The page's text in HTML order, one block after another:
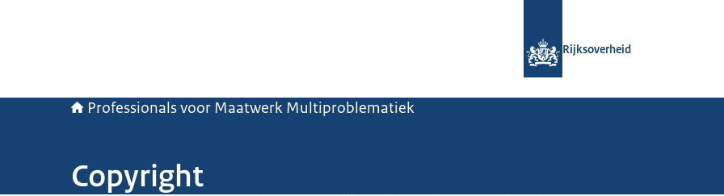
Rijksoverheid
Professionals voor Maatwerk Multiproblematiek
Copyright